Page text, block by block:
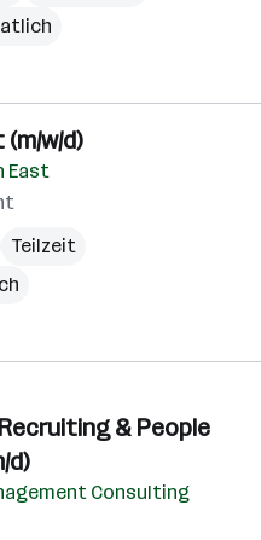
w/d)
East
Teilzeit
& People
d)
Consulting